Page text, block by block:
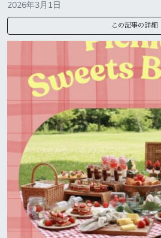
2026年3月1日
この記事の詳細